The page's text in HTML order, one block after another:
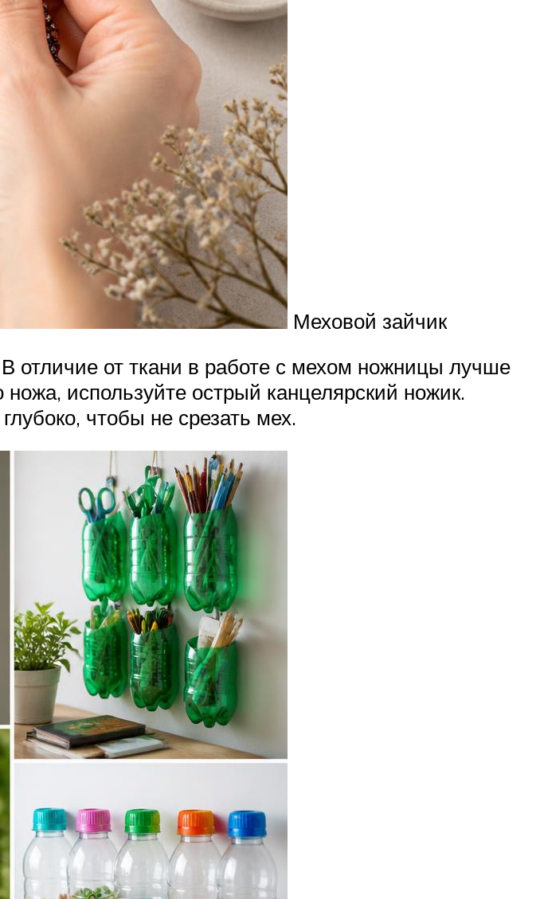
Меховой зайчик
отличие от ткани в работе с мехом ножницы лучше
ножа, используйте острый канцелярский ножик.
чтобы не срезать мех.